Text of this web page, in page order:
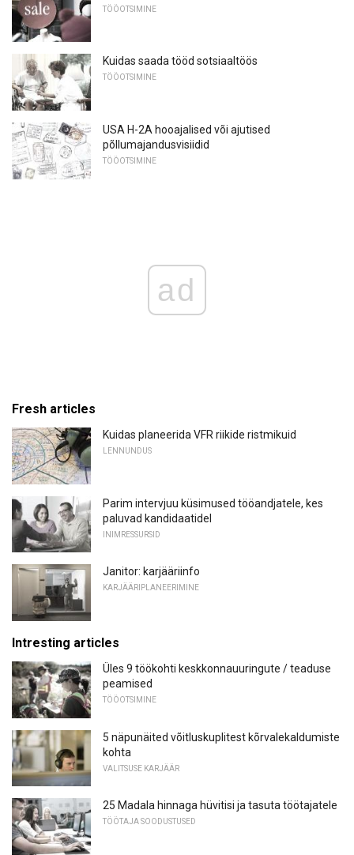
TÖÖOTSIMINE
Kuidas saada tööd sotsiaaltöös
TÖÖOTSIMINE
USA H-2A hooajalised või ajutised
põllumajandusvisiidid
TÖÖOTSIMINE
ad
Fresh articles
Kuidas planeerida VFR riikide ristmikuid
LENNUNDUS
Parim intervjuu küsimused tööandjatele, kes
paluvad kandidaatidel
INIMRESSURSID
Janitor: karjääriinfo
KARJÄÄRIPLANEERIMINE
Intresting articles
Üles 9 töökohti keskkonnauuringute / teaduse
peamised
TÖÖOTSIMINE
5 näpunäited võitluskuplitest kõrvalekaldumiste
kohta
VALITSUSE KARJÄÄR
25 Madala hinnaga hüvitisi ja tasuta töötajatele
TÖÖTAJA SOODUSTUSED